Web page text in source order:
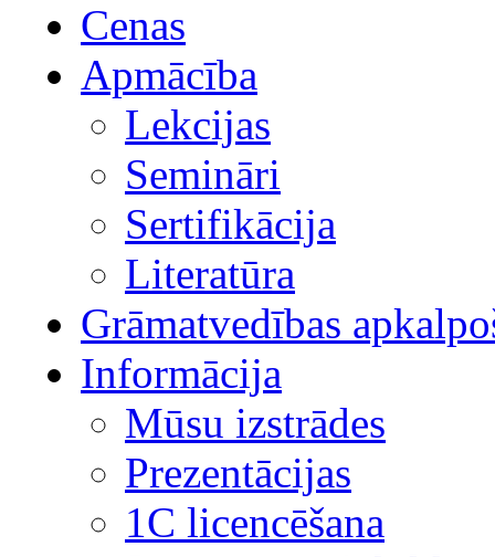
Cenas
Apmācība
Lekcijas
Semināri
Sertifikācija
Literatūra
Grāmatvedības
Informācija
Mūsu izstrādes
Prezentācijas
1С licencēšana